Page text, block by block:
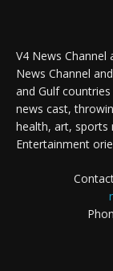
V4 News Channel
News Channel
and Gulf
news cast,
health, art, sports
Entertainment